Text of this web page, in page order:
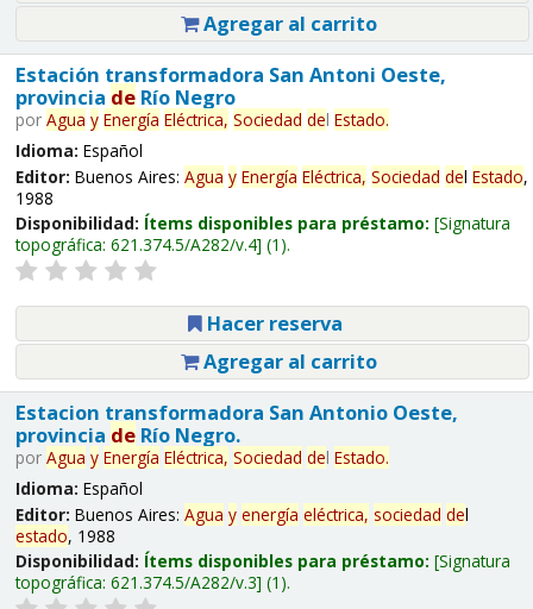
Agregar al carrito
Estación transformadora San Antoni Oeste,
provincia deRío Negro
por Agua y Energía Eléctrica, Sociedad del Estado.
Idioma: Español
Editor: Buenos Aires: Agua y Energía Eléctrica, Sociedad del Estado,
1988
Disponibilidad: Ítems disponibles para préstamo: Signatura
topográfica: 621.374.5/A282/v.4 (1).
Hacer reserva
Agregar al carrito
Estacion transformadora San Antonio Oeste,
provincia deRío Negro.
por Agua y Energía Eléctrica, Sociedad del Estado.
Idioma: Español
Editor: Buenos Aires: Agua y energía eléctrica, sociedad del
estado, 1988
Disponibilidad: Ítems disponibles para préstamo: Signatura
topográfica: 621.374.5/A282/v.3 (1).